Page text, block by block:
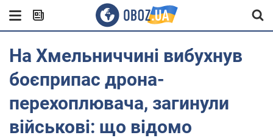
На Хмельниччині вибухнув
боєприпас дрона-
перехоплювача, загинули
військові: що відомо